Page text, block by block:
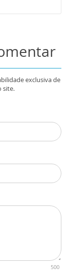
exclusiva de
site.
500